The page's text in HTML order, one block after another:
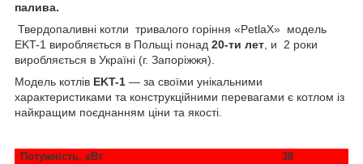
палива.
Твердопаливні котли тривалого горіння «PetlaX» модель
EKT-1 виробляється в Польщі понад 20-ти лет, и 2 роки
виробляється в Україні (г. Запоріжжя).
Модель котлів EKT-1 — за своїми унікальними
характеристиками та конструкційними перевагами є котлом із
найкращим поєднанням ціни та якості.
Потужність, кВт 38